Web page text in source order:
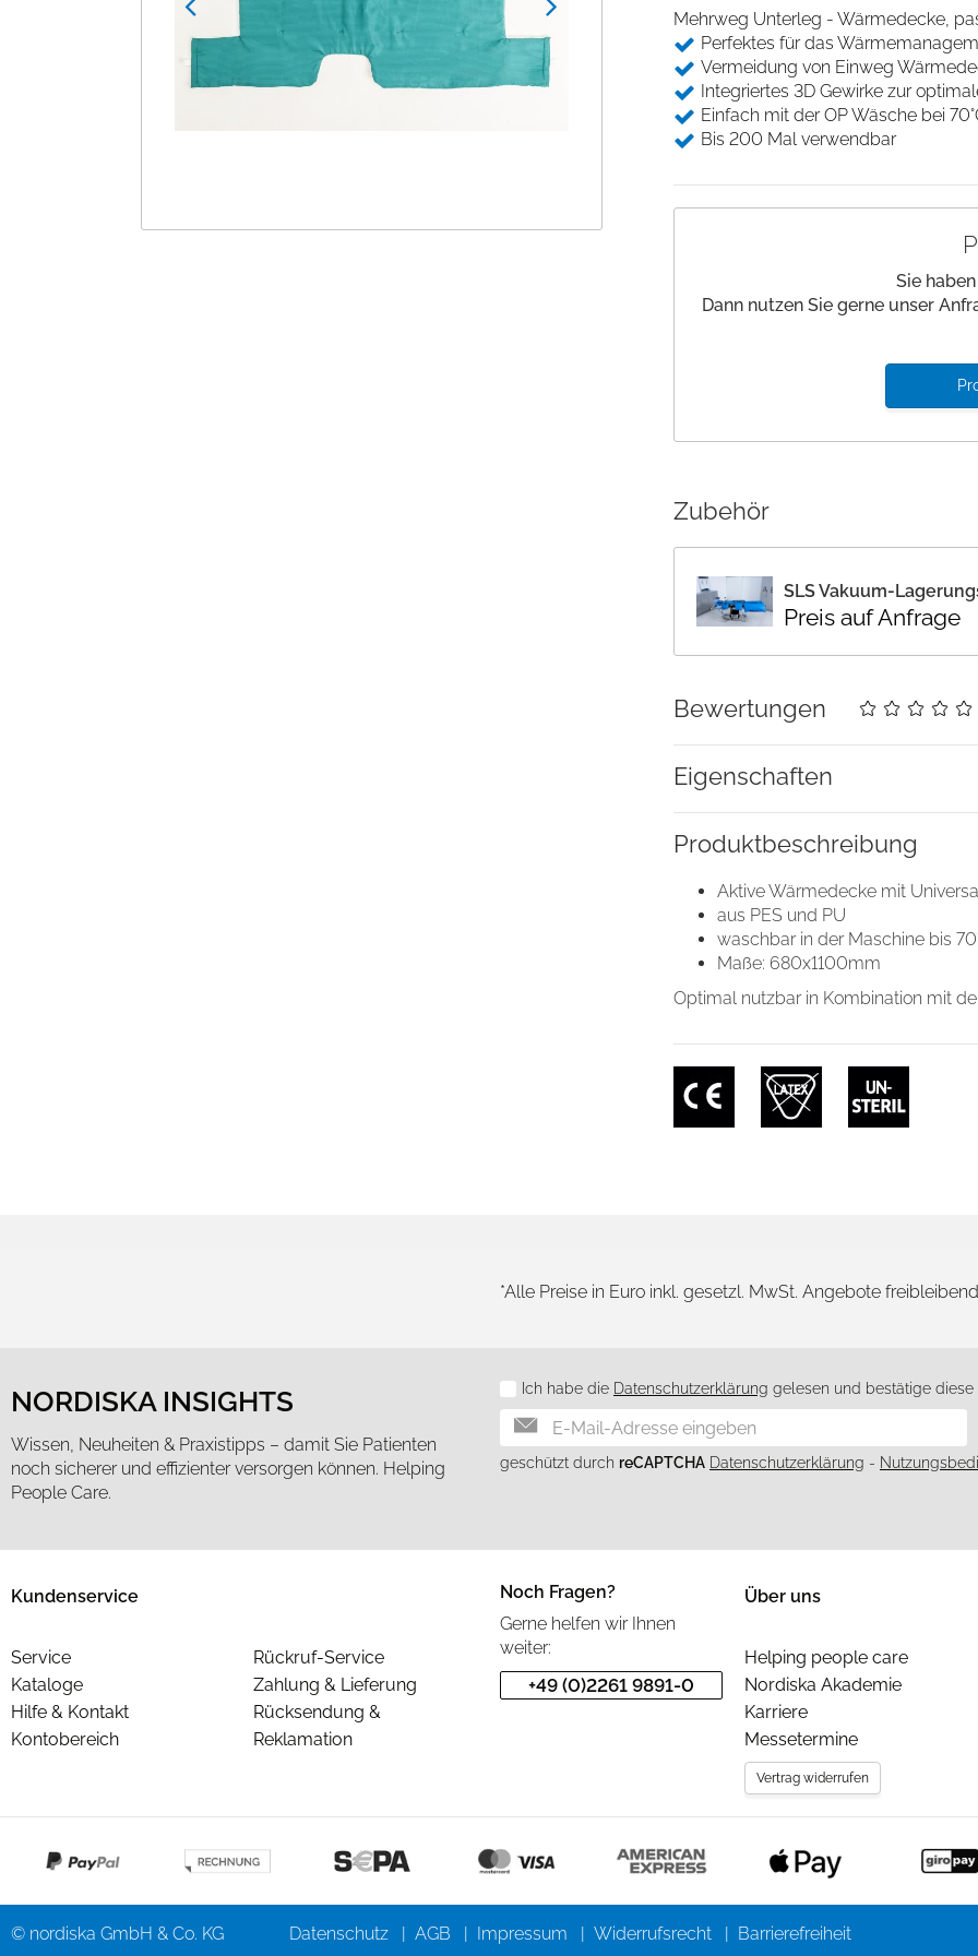
Details
Wir verwenden Cookies, um Inhalte und Anzeigen zu personalisieren, Funktionen für soziale
Website an unsere Partner für soziale Medien, Werbung und Analysen weiter. Unsere
möglicherweise mit weiteren Daten zusammen, die Sie ihnen bereitgestellt haben oder die
Nur notwendige Cookies
verwenden
Zubehör Pulse
Zubehör ST20
Zubehör Gipsliege
Beinlagerung
Gurte und Befestigung
Medizinische Kloben
Stützen und Halterungen
Andockwagen
Wäschewagen
Zubehör Funktionswagen
Röntgenschutzbekleidun
Desinfektion
Hautmarker
Einwegkopfkissen/ -
decken
Nadelzähler
Handwaschbürsten
Saugfähige
Underpads
Mehrweg Unterleg - Wärmedecke,
Perfektes für das
Vermeidung von Einweg
Integriertes 3D Gewirke zur
Einfach mit der OP Wäsche bei
Bis 200 Mal verwendbar
Sie
Dann nutzen Sie gerne unser
Zubehör
SLS Vakuum-
Preis auf Anfrage
Bewertungen
Eigenschaften
Produkt­beschreibung
Aktive Wärmedecke mit
aus PES und PU
waschbar in der Maschine bis
Maße: 680x1100mm
Optimal nutzbar in Kombination mit
*Alle Preise in Euro inkl. gesetzl. MwSt. Angebote freibleibend
NORDISKA INSIGHTS
Wissen, Neuheiten & Praxistipps – damit Sie Patienten
noch sicherer und effizienter versorgen können. Helping
People Care.
Newsletter
Ich habe die Datenschutzerklärung gelesen und bestätige diese
geschützt durch reCAPTCHA Datenschutzerklärung -
Kundenservice
Service
Kataloge
Hilfe & Kontakt
Kontobereich
Rückruf-Service
Zahlung & Lieferung
Rücksendung &
Reklamation
Noch Fragen?
Gerne helfen wir Ihnen
weiter:
+49 (0)2261 9891-0
Über uns
Helping people care
Nordiska Akademie
Karriere
Messetermine
Vertrag widerrufen
© nordiska GmbH & Co. KG Datenschutz AGB Impressum Widerrufsrecht Barrierefreiheit